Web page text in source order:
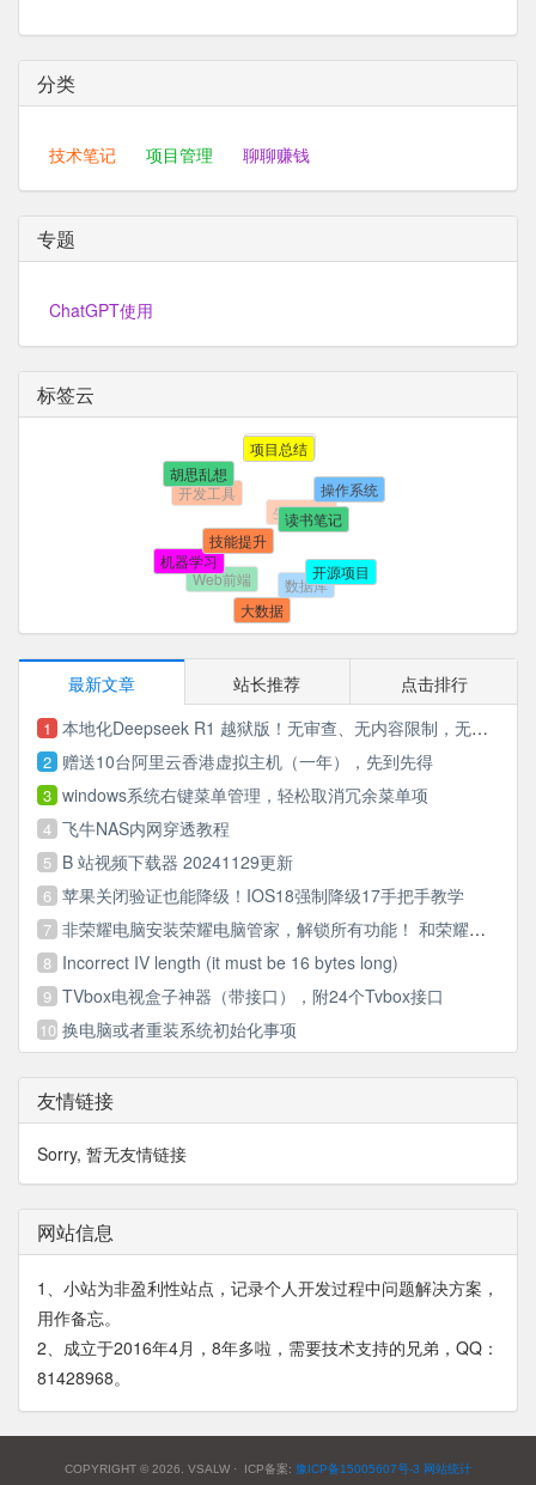
分类
技术笔记 项目管理 聊聊赚钱
专题
ChatGPT使用
标签云
生活随笔
数据库
Web前端
开发工具
后端研发
操作系统
开源项目
大数据
机器学习
胡思乱想
项目总结
读书笔记
技能提升
最新文章 站长推荐 点击排行
1 本地化Deepseek R1 越狱版！无审查、无内容限制，无思想钢印，无道德制高点….
2 赠送10台阿里云香港虚拟主机（一年），先到先得
3 windows系统右键菜单管理，轻松取消冗余菜单项
4 飞牛NAS内网穿透教程
5 B 站视频下载器 20241129更新
6 苹果关闭验证也能降级！IOS18强制降级17手把手教学
7 非荣耀电脑安装荣耀电脑管家，解锁所有功能！ 和荣耀手机无缝协同
8 Incorrect IV length (it must be 16 bytes long)
9 TVbox电视盒子神器（带接口），附24个Tvbox接口
10 换电脑或者重装系统初始化事项
友情链接
Sorry, 暂无友情链接
网站信息
1、小站为非盈利性站点，记录个人开发过程中问题解决方案，
用作备忘。
2、成立于2016年4月，8年多啦，需要技术支持的兄弟，QQ：
81428968。
COPYRIGHT © 2026. VSALW · ICP备案: 豫ICP备15005607号-3 网站统计